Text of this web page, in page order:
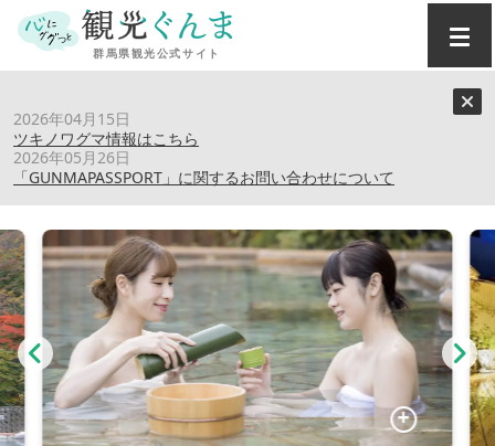
2026年04月15日
ツキノワグマ情報はこちら
2026年05月26日
「GUNMAPASSPORT」に関するお問い合わせについて
和心の宿大森